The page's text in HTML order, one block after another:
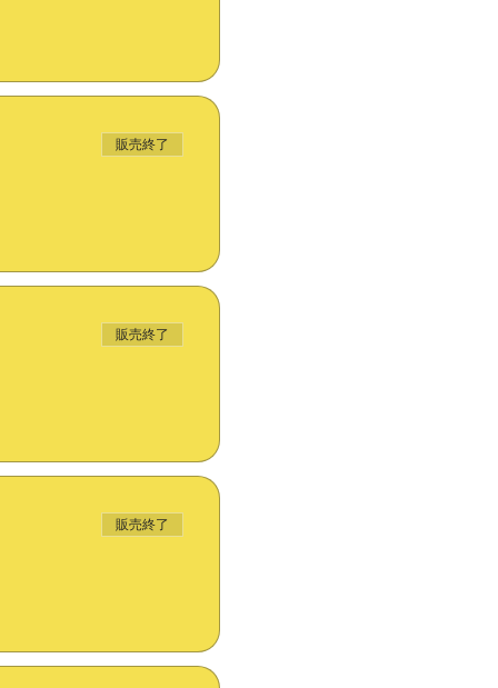
販売終了
販売終了
販売終了